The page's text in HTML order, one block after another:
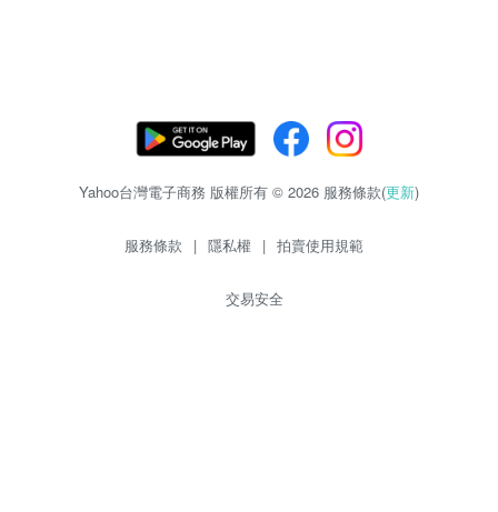
Yahoo台灣電子商務 版權所有 © 2026 服務條款(更新)
服務條款 | 隱私權 | 拍賣使用規範
交易安全